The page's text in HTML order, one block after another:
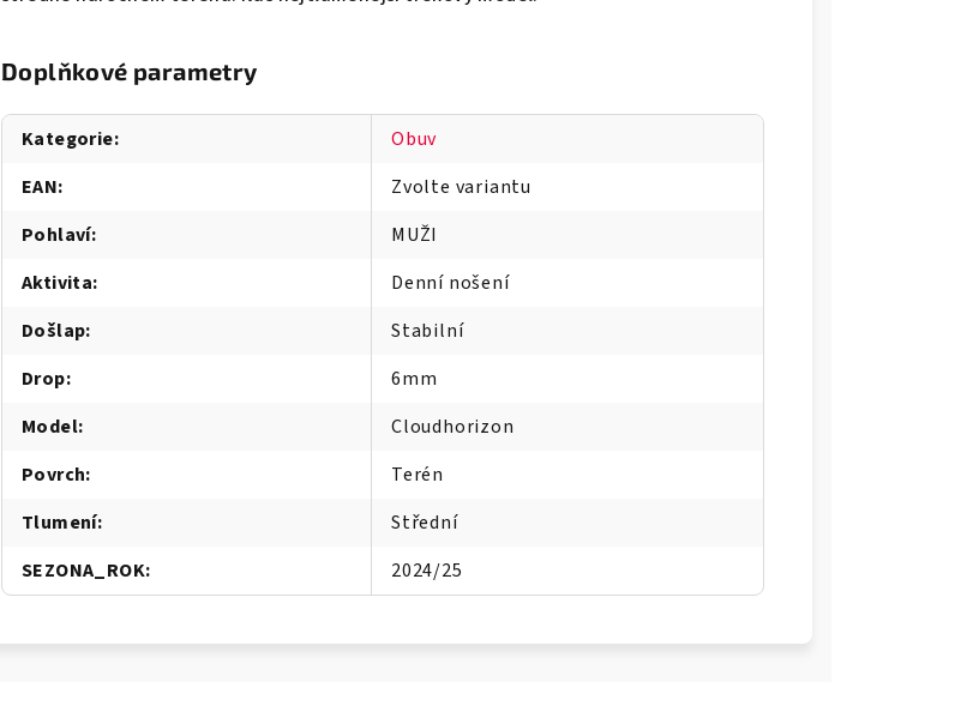
Doplňkové parametry
Kategorie:
Obuv
EAN:
Zvolte variantu
Pohlaví:
MUŽI
Aktivita:
Denní nošení
Došlap:
Stabilní
Drop:
6mm
Model:
Cloudhorizon
Povrch:
Terén
Tlumení:
Střední
SEZONA_ROK: 2024/25